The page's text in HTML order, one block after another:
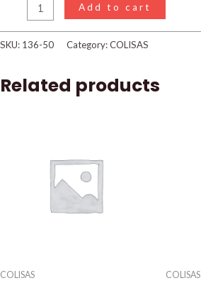
Add to cart
SKU: 136-50 Category:COLISAS
Related products
COLISAS COLISAS